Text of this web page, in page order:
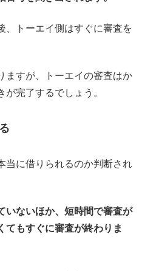
、トーエイ側はすぐに審査を
ますが、トーエイの審査はか
完了するでしょう。
当に借りられるのか判断され
いないほか、短時間で審査が
てもすぐに審査が終わりま